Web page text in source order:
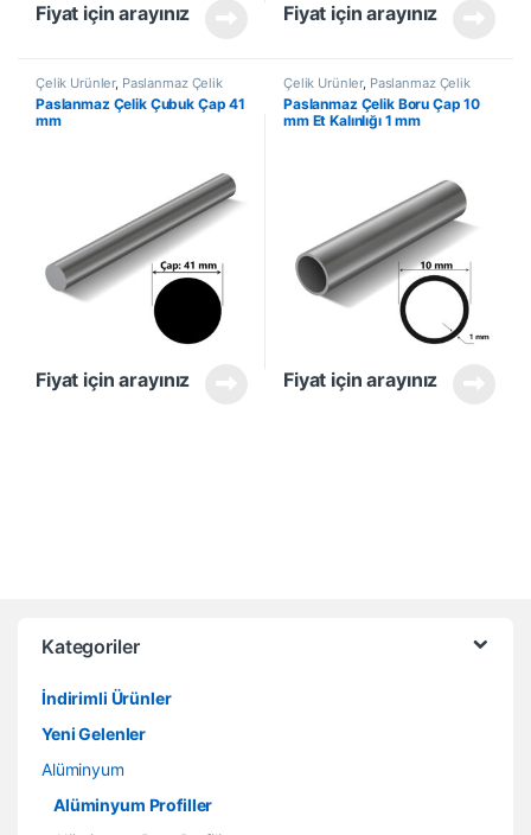
Fiyat için arayınız Fiyat için arayınız
Çelik Ürünler, Paslanmaz Çelik
Çubuk
Paslanmaz Çelik Çubuk Çap 41
mm
Fiyat için arayınız
Çelik Ürünler, Paslanmaz Çelik
Boru
Paslanmaz Çelik Boru Çap 10
mm Et Kalınlığı 1 mm
Fiyat için arayınız
Kategoriler
İndirimli Ürünler
Yeni Gelenler
Alüminyum
Alüminyum Profiller